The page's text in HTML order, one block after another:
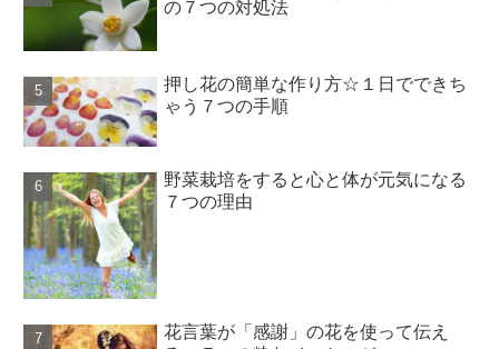
の７つの対処法
押し花の簡単な作り方☆１日でできち
ゃう７つの手順
野菜栽培をすると心と体が元気になる
７つの理由
花言葉が「感謝」の花を使って伝え